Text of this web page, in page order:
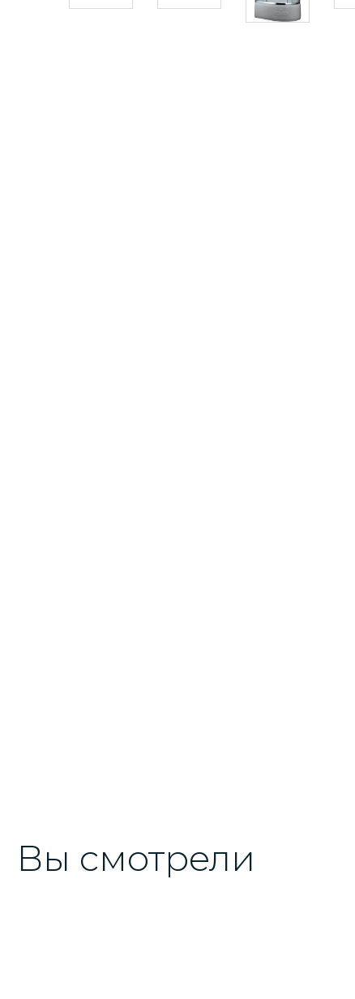
Вы смотрели